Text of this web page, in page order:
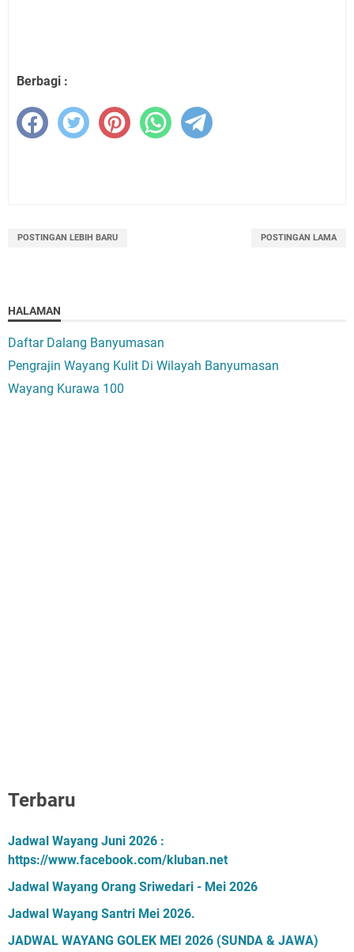
Berbagi :
POSTINGAN LEBIH BARU POSTINGAN LAMA
HALAMAN
Daftar Dalang Banyumasan
Pengrajin Wayang Kulit Di Wilayah Banyumasan
Wayang Kurawa 100
Terbaru
Jadwal Wayang Juni 2026 :
https://www.facebook.com/kluban.net
Jadwal Wayang Orang Sriwedari - Mei 2026
Jadwal Wayang Santri Mei 2026.
JADWAL WAYANG GOLEK MEI 2026 (SUNDA & JAWA)